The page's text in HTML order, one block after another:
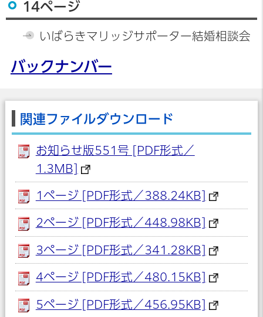
14ページ
いばらきマリッジサポーター結婚相談会
バックナンバー
関連ファイルダウンロード
お知らせ版551号 [PDF形式／
1.3MB]
1ページ [PDF形式／388.24KB]
2ページ [PDF形式／448.98KB]
3ページ [PDF形式／341.28KB]
4ページ [PDF形式／480.15KB]
5ページ [PDF形式／456.95KB]